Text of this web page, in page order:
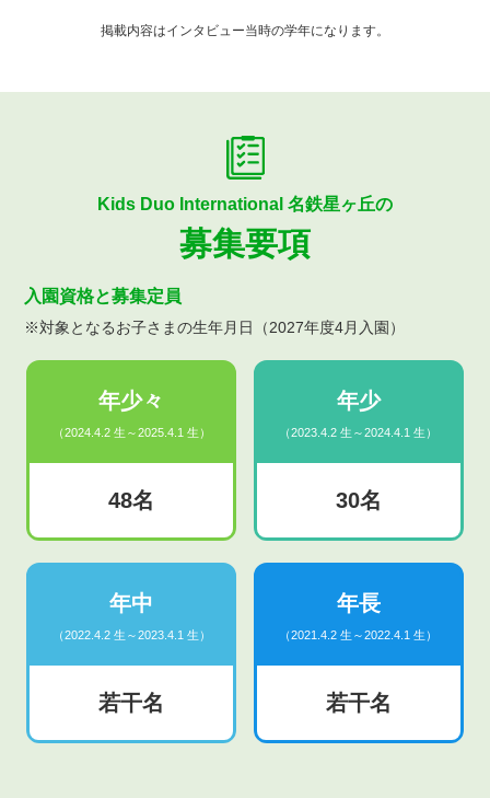
掲載内容はインタビュー当時の学年になります。
Kids Duo International 名鉄星ヶ丘の
募集要項
入園資格と募集定員
※対象となるお子さまの生年月日（2027年度4月入園）
年少々
（2024.4.2 生～2025.4.1 生）
48名
年少
（2023.4.2 生～2024.4.1 生）
30名
年中
（2022.4.2 生～2023.4.1 生）
若干名
年長
（2021.4.2 生～2022.4.1 生）
若干名